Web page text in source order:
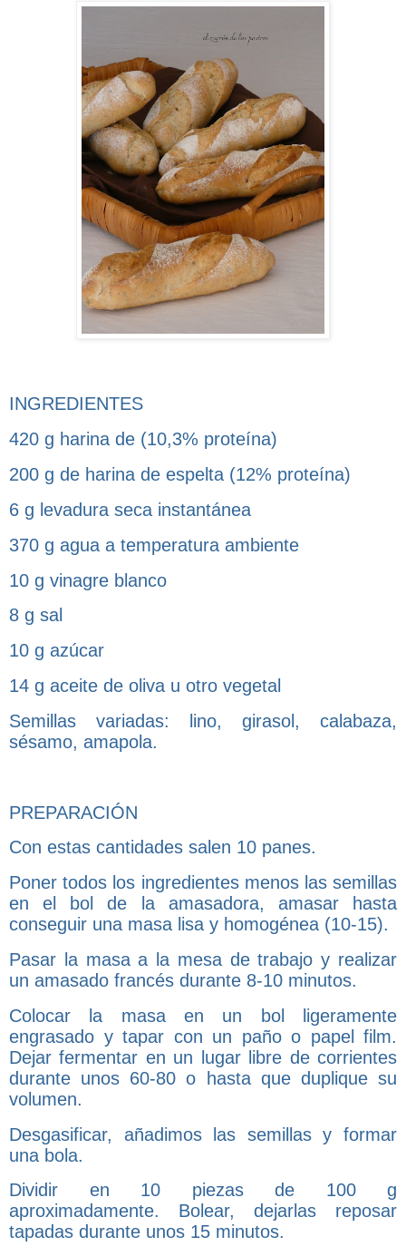
INGREDIENTES
420 g harina de (10,3% proteína)
200 g de harina de espelta (12% proteína)
6 g levadura seca instantánea
370 g agua a temperatura ambiente
10 g vinagre blanco
8 g sal
10 g azúcar
14 g aceite de oliva u otro vegetal
Semillas variadas: lino, girasol, calabaza,
sésamo, amapola.
PREPARACIÓN
Con estas cantidades salen 10 panes.
Poner todos los ingredientes menos las semillas
en el bol de la amasadora, amasar hasta
conseguir una masa lisa y homogénea (10-15).
Pasar la masa a la mesa de trabajo y realizar
un amasado francés durante 8-10 minutos.
Colocar la masa en un bol ligeramente
engrasado y tapar con un paño o papel film.
Dejar fermentar en un lugar libre de corrientes
durante unos 60-80 o hasta que duplique su
volumen.
Desgasificar, añadimos las semillas y formar
una bola.
Dividir en 10 piezas de 100 g
aproximadamente. Bolear, dejarlas reposar
tapadas durante unos 15 minutos.